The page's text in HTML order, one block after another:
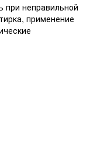
при неправильной
применение